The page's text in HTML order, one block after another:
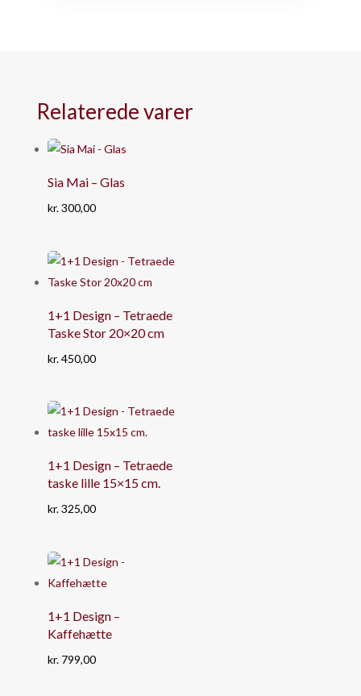
Relaterede varer
Sia Mai – Glas
kr.300,00
1+1 Design – Tetraede
Taske Stor 20×20 cm
kr.450,00
1+1 Design – Tetraede
taske lille 15×15 cm.
kr.325,00
1+1 Design –
Kaffehætte
kr.799,00